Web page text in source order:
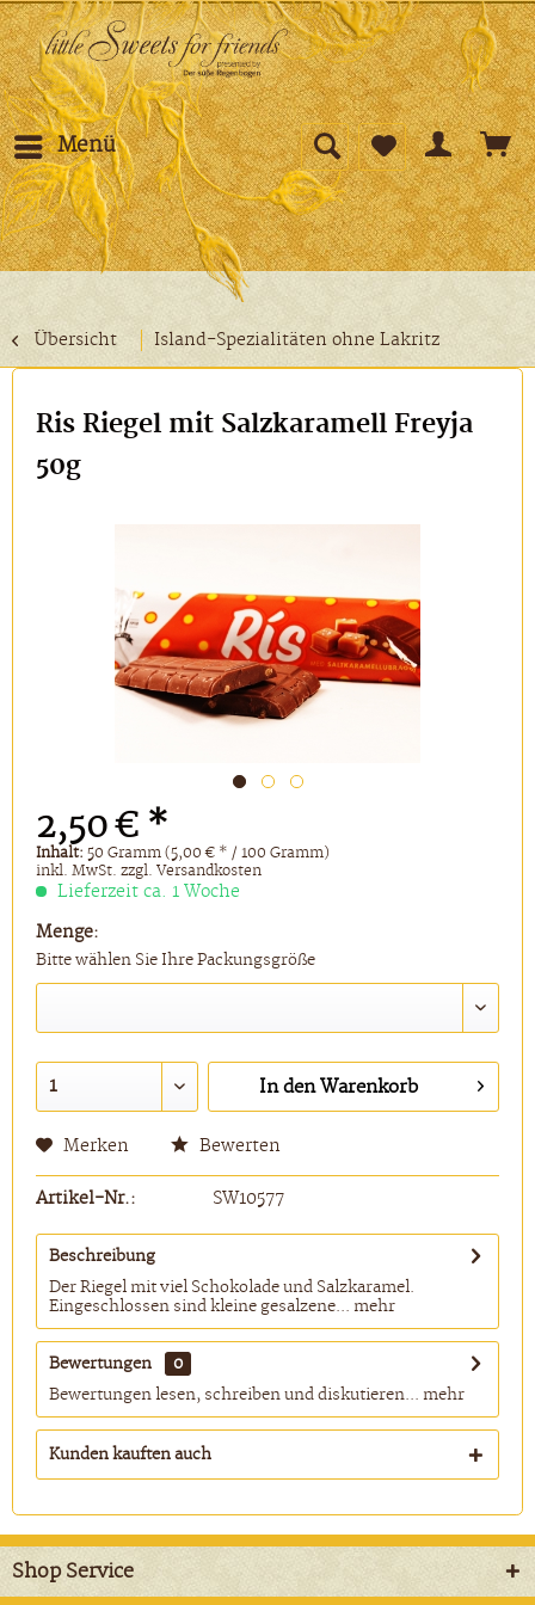
Menü
Übersicht Island-Spezialitäten ohne Lakritz
Ris Riegel mit Salzkaramell Freyja
50g
2,50 € *
Inhalt:50 Gramm (5,00 € * / 100 Gramm)
inkl. MwSt.zzgl. Versandkosten
Lieferzeit ca. 1 Woche
Menge:
Bitte wählen Sie Ihre Packungsgröße
In den Warenkorb
Merken Bewerten
Artikel-Nr.: SW10577
Beschreibung
Der Riegel mit viel Schokolade und Salzkaramel.
Eingeschlossen sind kleine gesalzene... mehr
Bewertungen
0
Bewertungen lesen, schreiben und diskutieren... mehr
Kunden kauften auch
Shop Service